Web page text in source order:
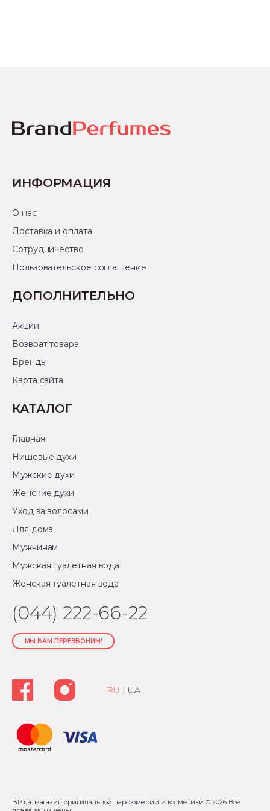
ИНФОРМАЦИЯ
О нас
Доставка и оплата
Сотрудничество
Пользовательское соглашение
ДОПОЛНИТЕЛЬНО
Акции
Возврат товара
Бренды
Карта сайта
КАТАЛОГ
Главная
Нишевые духи
Мужские духи
Женские духи
Уход за волосами
Для дома
Мужчинам
Мужская туалетная вода
Женская туалетная вода
(044) 222-66-22
МЫ ВАМ ПЕРЕЗВОНИМ!
RU | UA
BP.ua: магазин оригинальной парфюмерии и косметики © 2026 Все